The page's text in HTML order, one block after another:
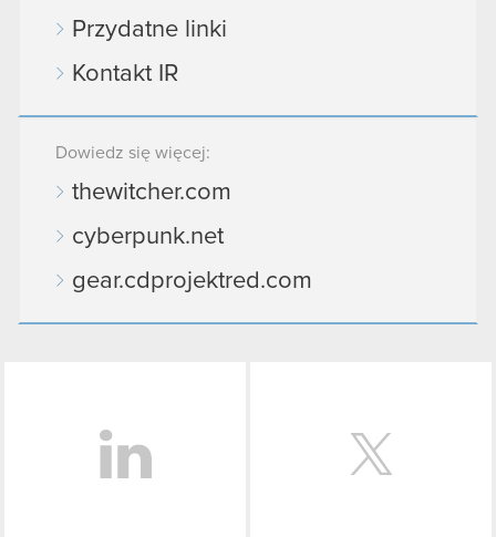
Przydatne linki
Kontakt IR
Dowiedz się więcej:
thewitcher.com
cyberpunk.net
gear.cdprojektred.com